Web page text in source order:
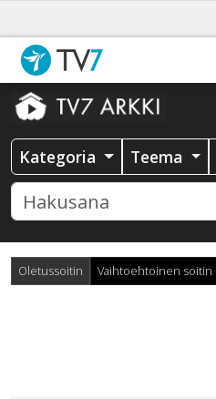
Kategoria Teema
Oletussoitin Vaihtoehtoinen soitin